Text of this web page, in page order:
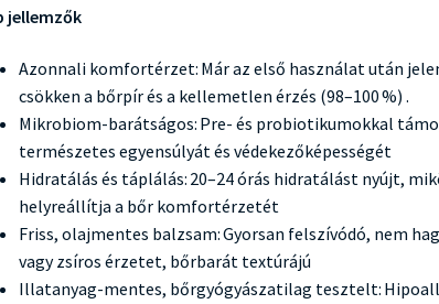
jellemzők
Azonnali komfortérzet: Már az első használat után
csökken a bőrpír és a kellemetlen érzés (98–100 %) .
Mikrobiom-barátságos: Pre- és probiotikumokkal
természetes egyensúlyát és védekezőképességét
Hidratálás és táplálás: 20–24 órás hidratálást nyújt,
helyreállítja a bőr komfortérzetét
Friss, olajmentes balzsam: Gyorsan felszívódó, nem
vagy zsíros érzetet, bőrbarát textúrájú
Illatanyag-mentes, bőrgyógyászatilag tesztelt: